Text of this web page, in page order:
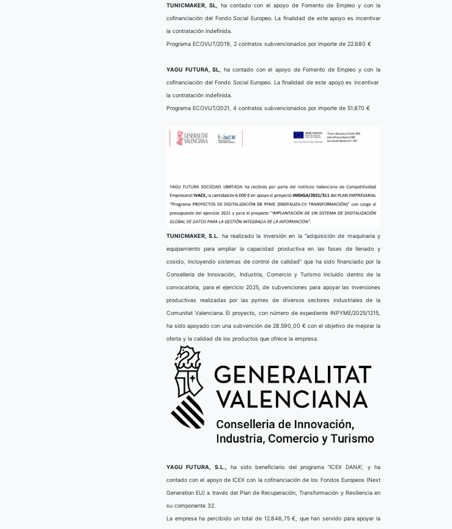
TUNICMAKER, SL,
ha contado con el apoyo de Fomento de Empleo y con la
cofinanciación del Fondo Social Europeo. La finalidad de este apoyo es incentivar
la contratación indefinida.
Programa ECOVUT/2019, 2 contratos subvencionados por importe de 22.680 €
YAGU FUTURA, SL,
ha contado con el apoyo de Fomento de Empleo y con la
cofinanciación del Fondo Social Europeo. La finalidad de este apoyo es incentivar
la contratación indefinida.
Programa ECOVUT/2021, 4 contratos subvencionados por importe de 51.870 €
TUNICMAKER, S.L. ha realizado la inversión en la “adquisición de maquinaria y
equipamiento para ampliar la capacidad productiva en las fases de llenado y
cosido, incluyendo sistemas de control de calidad” que ha sido financiado por la
Conselleria de Innovación, Industria, Comercio y Turismo incluido dentro de la
convocatoria, para el ejercicio 2025, de subvenciones para apoyar las inversiones
productivas realizadas por las pymes de diversos sectores industriales de la
Comunitat Valenciana. El proyecto, con número de expediente INPYME/2025/1215,
ha sido apoyado con una subvención de 28.590,00 € con el objetivo de mejorar la
oferta y la calidad de los productos que ofrece la empresa.
YAGU FUTURA, S.L.,
ha sido beneficiario del programa “ICEX DANA”, y ha
contado con el apoyo de ICEX con la cofinanciación de los Fondos Europeos (Next
Generation EU) a través del Plan de Recuperación, Transformación y Resiliencia en
su componente 32.
La empresa ha percibido un total de 12.846,75 €, que han servido para apoyar la